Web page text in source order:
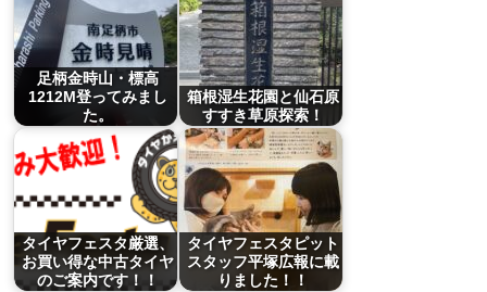
足柄金時山・標高
1212M登ってみまし
た。
箱根湿生花園と仙石原
すすき草原探索！
タイヤフェスタ厳選、
お買い得な中古タイヤ
のご案内です！！
タイヤフェスタピット
スタッフ平塚広報に載
りました！！